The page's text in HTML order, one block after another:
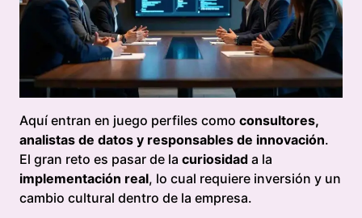
Aquí entran en juego perfiles como consultores,
analistas de datos y responsables de innovación.
El gran reto es pasar de la curiosidad a la
implementación real, lo cual requiere inversión y un
cambio cultural dentro de la empresa.